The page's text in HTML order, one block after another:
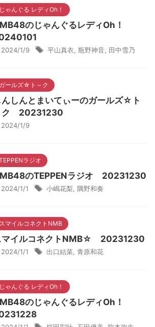
じゃんぐる レディOh！
のじゃんぐるレディOh！
2024/1/9 平山真衣 瓶野神音 田中雪乃
ガールズ☆ト～ク
んしんとまいてぃーのガールズ☆ト
ク 20231230
2024/1/9
ラジオ
のTEPPENラジオ 20231230
2024/1/1 小嶋花梨 隅野和奏
スマイルコネクトNMB
マイルコネクトNMB☆ 20231230
2024/1/1 出口結菜 青原和花
じゃんぐる レディOh！
のじゃんぐるレディOh！